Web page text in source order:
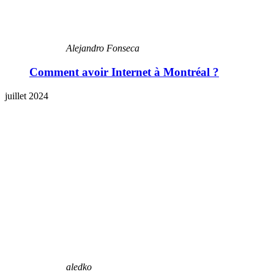
Alejandro Fonseca
Comment avoir Internet à Montréal ?
juillet 2024
aledko